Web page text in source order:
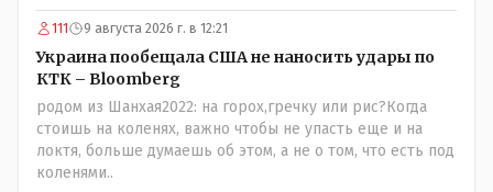
к Трампу. Ну и западные страны тем более, которые
предоставляли Зеленскому убежище, чтоб он бежал и
которые развернулись потом на 180 или 360 градусов,
посмотрев на того, как он не сдался, но ты же там сам
живешь и многое знаешь о тех, на кого работаешь.. Это
просто прагматизм и ничего личного. Победим мы, они
встанут под нас и наоборот и все это понимают..
111 9 августа 2026 г. в 12:21
Украина пообещала США не наносить удары по
КТК – Bloomberg
родом из Шанхая2022: на горох,гречку или рис?Когда
стоишь на коленях, важно чтобы не упасть еще и на
локтя, больше думаешь об этом, а не о том, что есть под
коленями..